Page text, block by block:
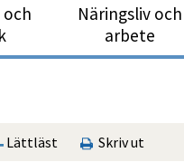
och
Närings­liv och
arbete
Lättläst Skriv ut